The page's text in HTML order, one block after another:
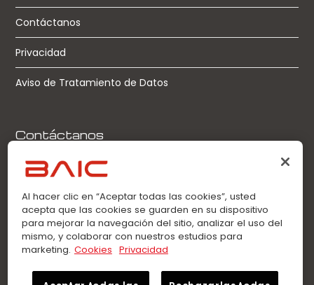
Contáctanos
Privacidad
Aviso de Tratamiento de Datos
Contáctanos
Llamadas:
0963360021
WhatsApp:
0963360021
Al hacer clic en “Aceptar todas las cookies”, usted
acepta que las cookies se guarden en su dispositivo
para mejorar la navegación del sitio, analizar el uso del
mismo, y colaborar con nuestros estudios para
marketing. Cookies Privacidad